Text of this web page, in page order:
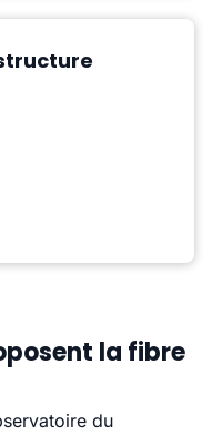
la fibre
du